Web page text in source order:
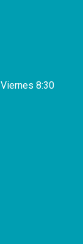
8:30